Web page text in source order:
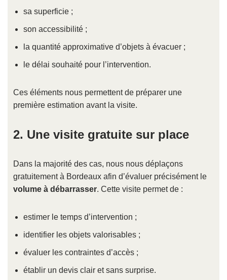
sa superficie ;
son accessibilité ;
la quantité approximative d’objets à évacuer ;
le délai souhaité pour l’intervention.
Ces éléments nous permettent de préparer une
première estimation avant la visite.
2. Une visite gratuite sur place
Dans la majorité des cas, nous nous déplaçons
gratuitement à Bordeaux afin d’évaluer précisément le
volume à débarrasser. Cette visite permet de :
estimer le temps d’intervention ;
identifier les objets valorisables ;
évaluer les contraintes d’accès ;
établir un devis clair et sans surprise.